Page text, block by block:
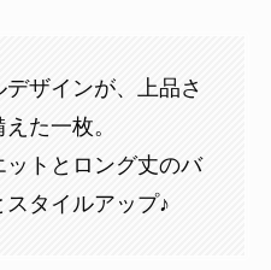
ザインが、上品さ
た一枚。
トとロング丈のバ
タイルアップ♪